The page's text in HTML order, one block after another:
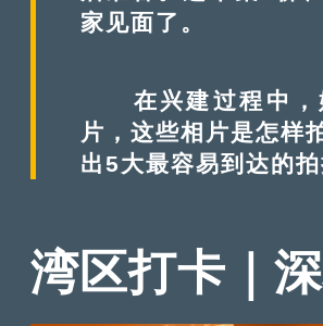
家见面了。
在兴建过程中，
片，这些相片是怎样
出5大最容易到达的
湾区打卡｜